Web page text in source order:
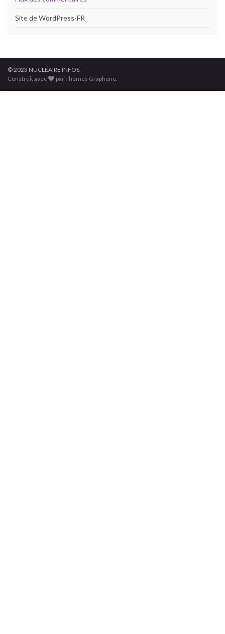
Site de WordPress-FR
© 2023 NUCLÉAIRE INFOS.
Construit avec
par Thèmes Graphene.